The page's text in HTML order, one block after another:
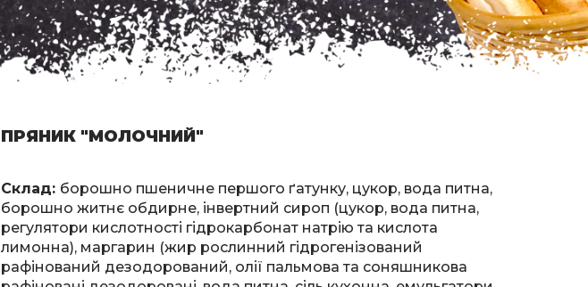
ПРЯНИК "МОЛОЧНИЙ"
Склад: борошно пшеничне першого ґатунку, цукор, вода питна,
борошно житнє обдирне, інвертний сироп (цукор, вода питна,
регулятори кислотності гідрокарбонат натрію та кислота
лимонна), маргарин (жир рослинний гідрогенізований
рафінований дезодорований, олії пальмова та соняшникова